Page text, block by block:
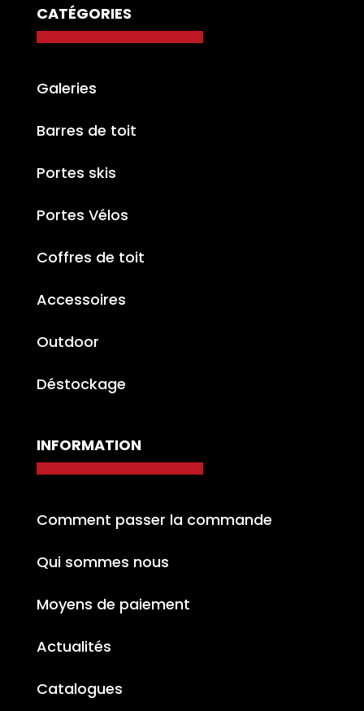
CATÉGORIES
Galeries
Barres de toit
Portes skis
Portes Vélos
Coffres de toit
Accessoires
Outdoor
Déstockage
INFORMATION
Comment passer la commande
Qui sommes nous
Moyens de paiement
Actualités
Catalogues